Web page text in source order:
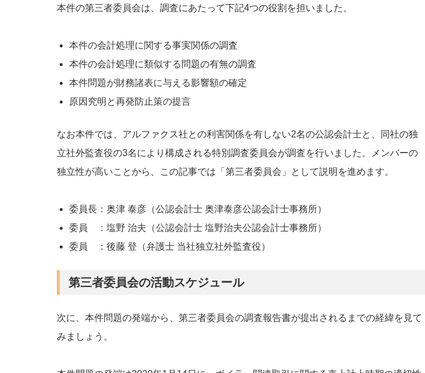
本件の第三者委員会は、調査にあたって下記4つの役割を担いました。
本件の会計処理に関する事実関係の調査
本件の会計処理に類似する問題の有無の調査
本件問題が財務諸表に与える影響額の確定
原因究明と再発防止策の提言
なお本件では、アルファクス社との利害関係を有しない2名の公認会計士と、同社の独
立社外監査役の3名により構成される特別調査委員会が調査を行いました。メンバーの
独立性が高いことから、この記事では「第三者委員会」として説明を進めます。
委員長：奥津 泰彦（公認会計士 奥津泰彦公認会計士事務所）
委員 ：塩野 治夫（公認会計士 塩野治夫公認会計士事務所）
委員 ：後藤 登（弁護士 当社独立社外監査役）
第三者委員会の活動スケジュール
次に、本件問題の発端から、第三者委員会の調査報告書が提出されるまでの経緯を見て
みましょう。